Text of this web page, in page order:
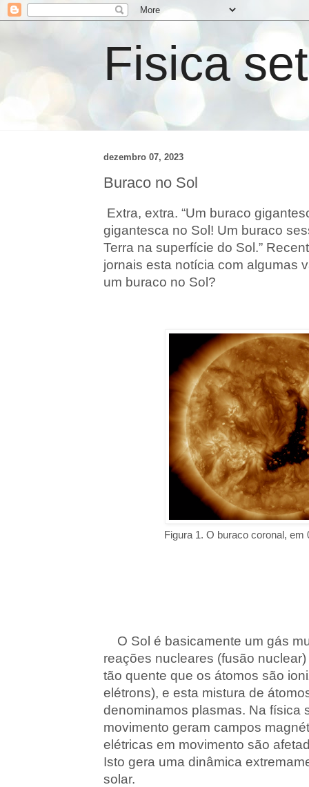
Fisica
dezembro 07, 2023
Buraco no Sol
Extra, extra. “Um buraco
gigantesca no Sol! Um buraco
Terra na superfície do Sol.”
jornais esta notícia com algumas
um buraco no Sol?
Figura 1. O buraco coronal,
O Sol é basicamente um gás
reações nucleares (fusão
tão quente que os átomos são
elétrons), e esta mistura de
denominamos plasmas. Na física
movimento geram campos
elétricas em movimento são
Isto gera uma dinâmica
solar.